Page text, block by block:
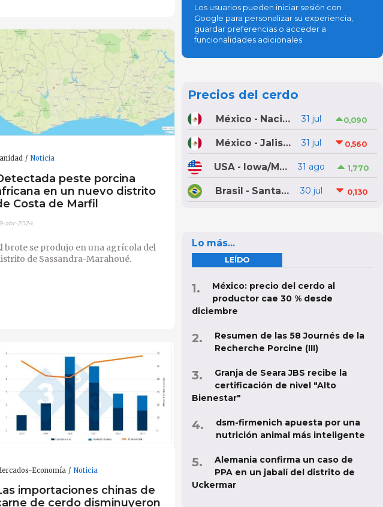
Noticia
peste porcina
en un nuevo distrito
Costa de Marfil
abr-2024
brote se produjo en una agrícola del
de Sassandra-Marahoué.
Economía Noticia
importaciones chinas de
de cerdo disminuyeron
Los usuarios pueden iniciar sesión con
Google para personalizar su experiencia,
guardar preferencias o acceder a
funcionalidades adicionales
Precios del cerdo
México - Nacional 31 jul 0,090
México - Jalisco 31 jul 0,560
USA - Iowa/Minnesota 31 ago 1,770
Brasil - Santa Catarina 30 jul 0,130
Lo más...
LEÍDO
México: precio del cerdo al
productor cae 30 % desde
diciembre
Resumen de las 58 Journés de la
Recherche Porcine (III)
Granja de Seara JBS recibe la
certificación de nivel "Alto
Bienestar"
dsm-firmenich apuesta por una
nutrición animal más inteligente
Alemania confirma un caso de
PPA en un jabalí del distrito de
Uckermar